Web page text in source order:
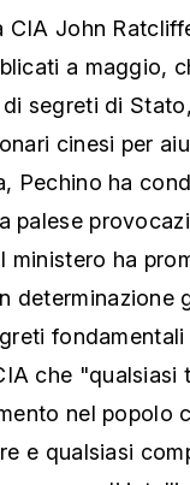
CIA John
a maggio,
segreti di
cinesi per
Pechino ha
palese
ministero ha
determinazione
fondamentali
che "qualsiasi
nel popolo
e qualsiasi